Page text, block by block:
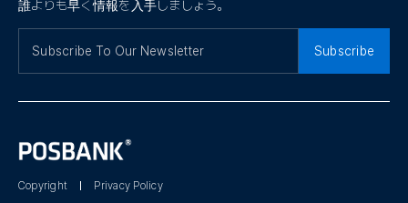
誰よりも早く情報を入手しましょう。
Subscribe
Copyright Privacy Policy